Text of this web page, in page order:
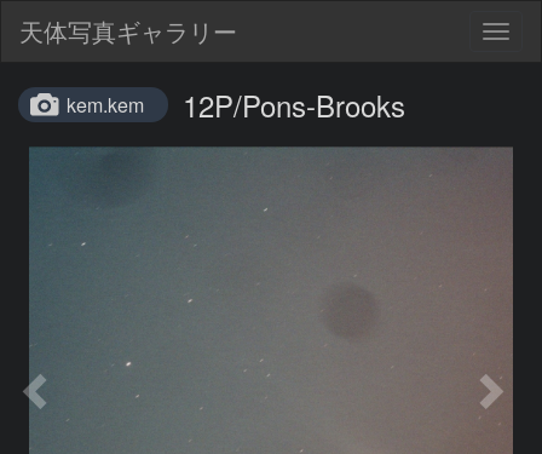
天体写真ギャラリー
kem.kem 12P/Pons-Brooks